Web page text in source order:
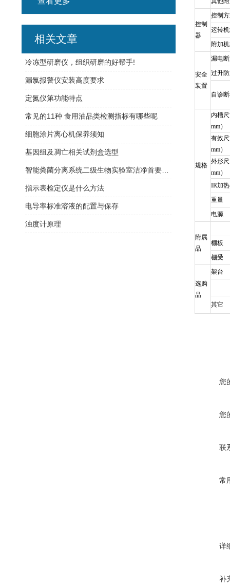
控制
器
控制
运转
附加
安全
装置
漏电
过升
自诊
规格
内槽
mm）
有效
mm）
外形
mm）
IR加
重量
电源
附属
品
棚板
棚受
选购
品
架台
其它
您
您
联
常
详
补
相关文章
冷冻型研磨仪，组织研磨的好帮手!
漏氯报警仪安装高度要求
定氮仪第功能特点
常见的11种 食用油品类检测指标有哪些呢
细胞涂片离心机保养须知
基因组及凋亡相关试剂盒选型
指示表检定仪是什么方法
电导率标准溶液的配置与保存
浊度计原理